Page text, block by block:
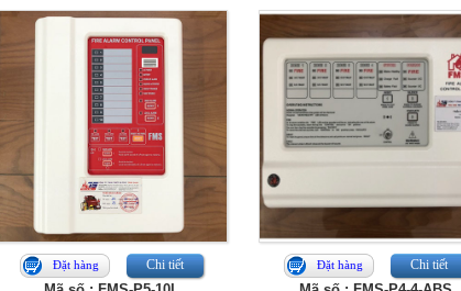
Đặt hàng Chi tiết Đặt hàng Chi tiết